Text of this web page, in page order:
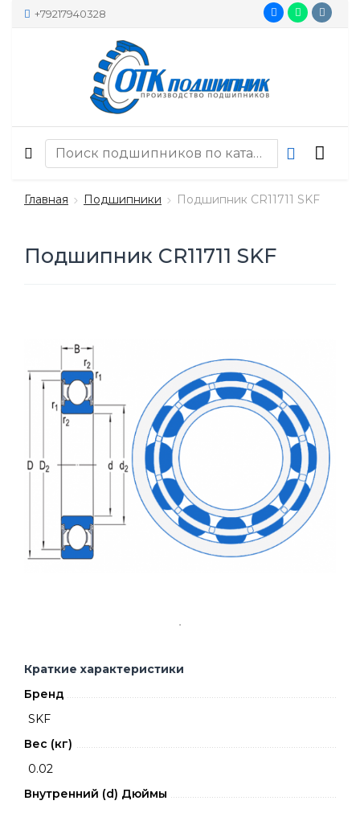
+79217940328
Главная Подшипники Подшипник CR11711 SKF
Подшипник CR11711 SKF
Краткие характеристики
Бренд
SKF
Вес (кг)
0.02
Внутренний (d) Дюймы